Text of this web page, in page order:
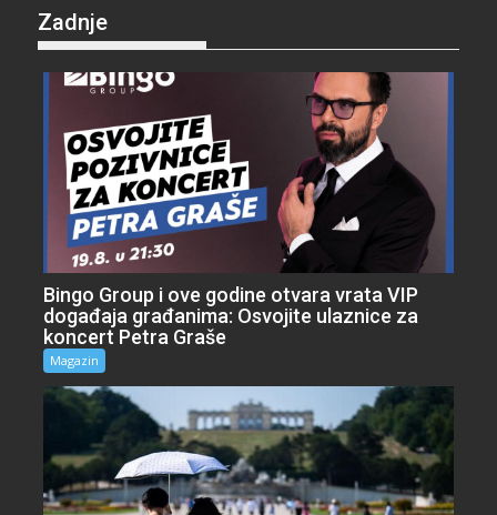
Zadnje
Bingo Group i ove godine otvara vrata VIP
događaja građanima: Osvojite ulaznice za
koncert Petra Graše
Magazin